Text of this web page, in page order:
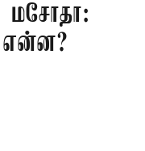
மசோதா:
என்ன?